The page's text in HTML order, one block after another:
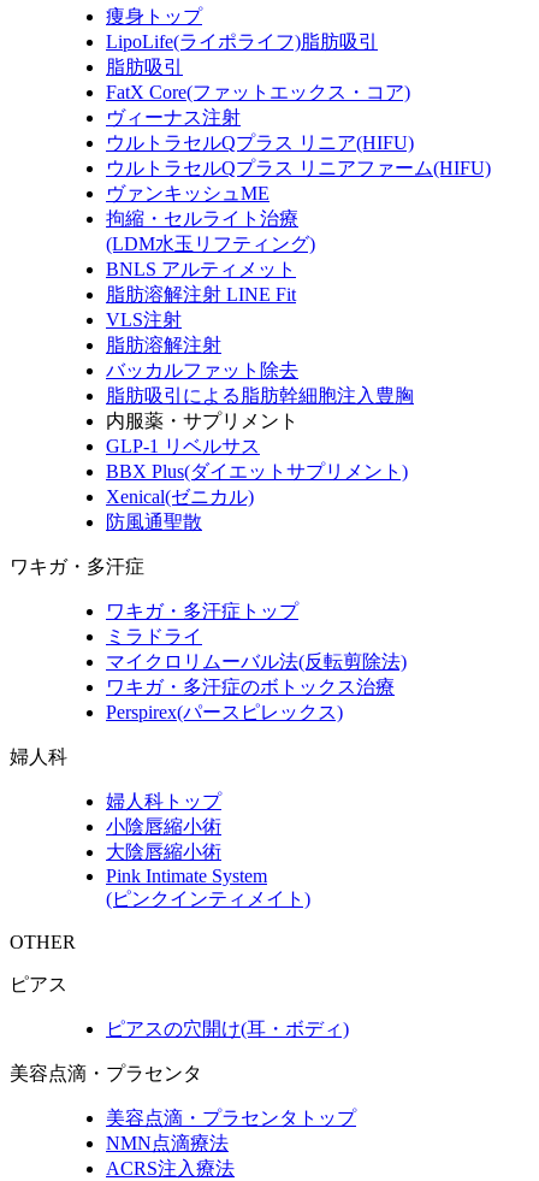
痩身トップ
LipoLife(ライポライフ)脂肪吸引
脂肪吸引
FatX Core(ファットエックス・コア)
ヴィーナス注射
ウルトラセルQプラス リニア(HIFU)
ウルトラセルQプラス リニアファーム(HIFU)
ヴァンキッシュME
拘縮・セルライト治療
(LDM水玉リフティング)
BNLS アルティメット
脂肪溶解注射 LINE Fit
VLS注射
脂肪溶解注射
バッカルファット除去
脂肪吸引による脂肪幹細胞注入豊胸
内服薬・サプリメント
GLP-1 リベルサス
BBX Plus(ダイエットサプリメント)
Xenical(ゼニカル)
防風通聖散
ワキガ・多汗症
ワキガ・多汗症トップ
ミラドライ
マイクロリムーバル法(反転剪除法)
ワキガ・多汗症のボトックス治療
Perspirex(パースピレックス)
婦人科
婦人科トップ
小陰唇縮小術
大陰唇縮小術
Pink Intimate System
(ピンクインティメイト)
OTHER
ピアス
ピアスの穴開け(耳・ボディ)
美容点滴・プラセンタ
美容点滴・プラセンタトップ
NMN点滴療法
ACRS注入療法